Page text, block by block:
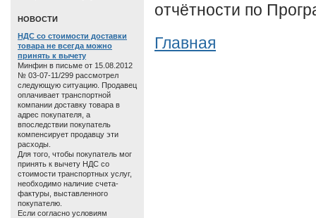
отчётности по
Главная
HОВОСТИ
НДС со стоимости доставки
товара не всегда можно
принять к вычету
Минфин в письме от 15.08.2012
№ 03-07-11/299 рассмотрел
следующую ситуацию. Продавец
оплачивает транспортной
компании доставку товара в
адрес покупателя, а
впоследствии покупатель
компенсирует продавцу эти
расходы.
Для того, чтобы покупатель мог
принять к вычету НДС со
стоимости транспортных услуг,
необходимо наличие счета-
фактуры, выставленного
покупателю.
Если согласно условиям